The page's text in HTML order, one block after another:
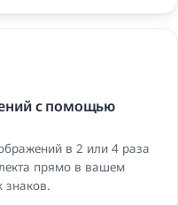
с помощью
в 2 или 4 раза
прямо в вашем
знаков.